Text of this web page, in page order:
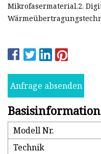
Mikrofasermaterial.2.
Anfrage absenden
Modell Nr.
Technik